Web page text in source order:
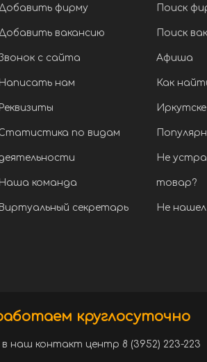
фирму
вакансию
с сайта
Написать нам
Реквизиты
по видам
Наша команда
Виртуальный секретарь
Поиск
Поиск
Афиша
Как
Иркутске
Не
товар?
Не нашел
круглосуточно
наш контакт центр 8 (3952) 223-223